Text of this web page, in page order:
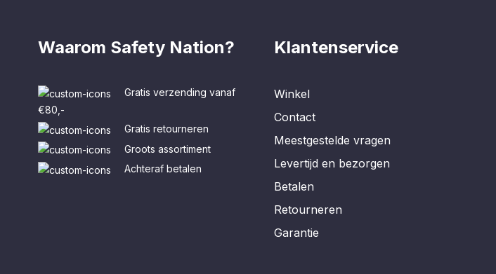
Klantenservice
Winkel
Contact
Meestgestelde vragen
Levertijd en bezorgen
Betalen
Retourneren
Garantie
Waarom Safety Nation?
Gratis verzending vanaf
€80,-
Gratis retourneren
Groots assortiment
Achteraf betalen